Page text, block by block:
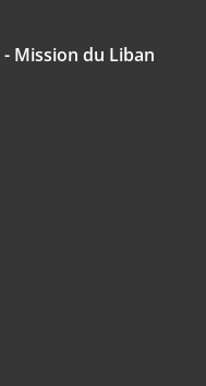
Mission du Liban